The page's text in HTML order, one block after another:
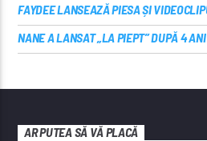
FAYDEE LANSEAZĂ PIESA ȘI
NANE A LANSAT „LA PIEPT” DUPĂ 4
AR PUTEA SĂ VĂ PLACĂ